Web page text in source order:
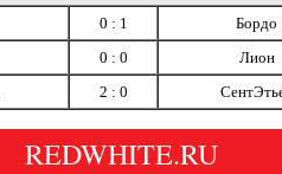
0 : 1
Бордо
0 : 0
Лион
2 : 0
REDWHITE.RU